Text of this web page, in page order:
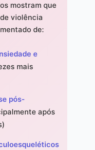
mostram que
violência
de:
e
mais
pós-
após